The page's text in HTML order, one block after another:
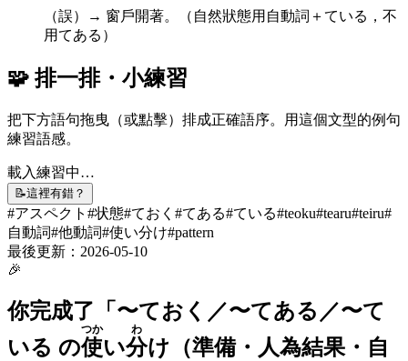
（誤）→ 窗戶開著。（自然狀態用自動詞＋ている，不
用てある）
🧩 排一排・小練習
把下方語句拖曳（或點擊）排成正確語序。用這個文型的例句
練習語感。
載入練習中…
📝這裡有錯？
#アスペクト #状態#ておく #てある#ている#teoku#tearu#teiru#
自動詞#他動詞#使い分け#pattern
最後更新： 2026-05-10
🎉
你完成了「 〜ておく／〜てある／〜て
いる の使
つか
い分
わ
け（準備・人為結果・自